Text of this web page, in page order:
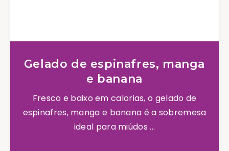
Gelado de espinafres, manga
e banana
Fresco e baixo em calorias, o gelado de
espinafres, manga e banana é a sobremesa
ideal para miúdos ...